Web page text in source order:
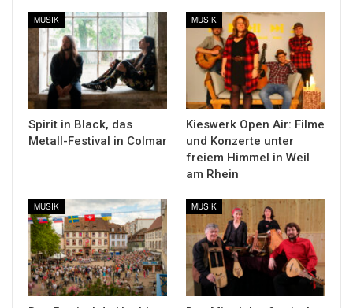
MUSIK
Spirit in Black, das
Metall-Festival in Colmar
MUSIK
Kieswerk Open Air: Filme
und Konzerte unter
freiem Himmel in Weil
am Rhein
MUSIK MUSIK